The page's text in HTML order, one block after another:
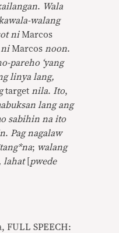
. Wala
walang
niMarcos
niMarcos noon.
pareho ‘yang
linya lang,
target nila. Ito,
lang ang
sabihin na ito
. Pag nagalaw
; walang
lahat pwede
FULL SPEECH: